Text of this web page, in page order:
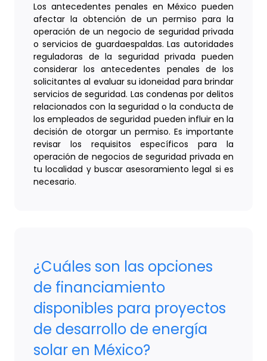
Los antecedentes penales en México pueden
afectar la obtención de un permiso para la
operación de un negocio de seguridad privada
o servicios de guardaespaldas. Las autoridades
reguladoras de la seguridad privada pueden
considerar los antecedentes penales de los
solicitantes al evaluar su idoneidad para brindar
servicios de seguridad. Las condenas por delitos
relacionados con la seguridad o la conducta de
los empleados de seguridad pueden influir en la
decisión de otorgar un permiso. Es importante
revisar los requisitos específicos para la
operación de negocios de seguridad privada en
tu localidad y buscar asesoramiento legal si es
necesario.
¿Cuáles son las opciones
de financiamiento
disponibles para proyectos
de desarrollo de energía
solar en México?